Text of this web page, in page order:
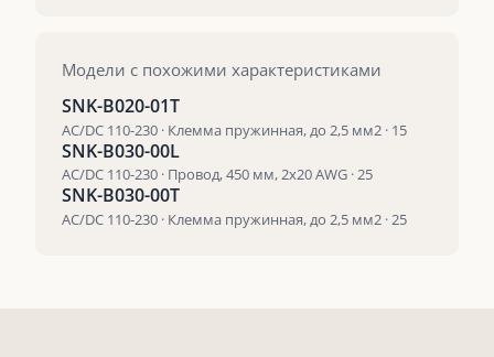
Модели с похожими характеристиками
SNK-B020-01T
AC/DC 110-230 · Клемма пружинная, до 2,5 мм2 · 15
SNK-B030-00L
AC/DC 110-230 · Провод, 450 мм, 2х20 AWG · 25
SNK-B030-00T
AC/DC 110-230 · Клемма пружинная, до 2,5 мм2 · 25